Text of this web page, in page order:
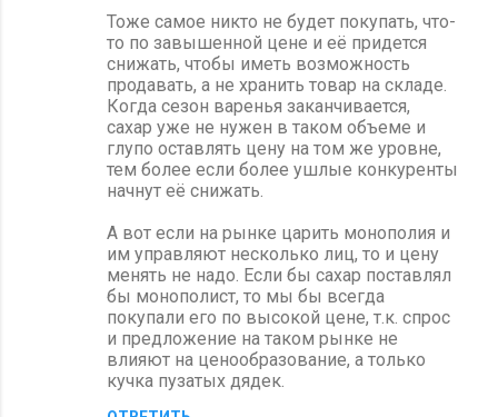
Тоже самое никто не будет покупать, что-
то по завышенной цене и её придется
снижать, чтобы иметь возможность
продавать, а не хранить товар на складе.
Когда сезон варенья заканчивается,
сахар уже не нужен в таком объеме и
глупо оставлять цену на том же уровне,
тем более если более ушлые конкуренты
начнут её снижать.
А вот если на рынке царить монополия и
им управляют несколько лиц, то и цену
менять не надо. Если бы сахар поставлял
бы монополист, то мы бы всегда
покупали его по высокой цене, т.к. спрос
и предложение на таком рынке не
влияют на ценообразование, а только
кучка пузатых дядек.